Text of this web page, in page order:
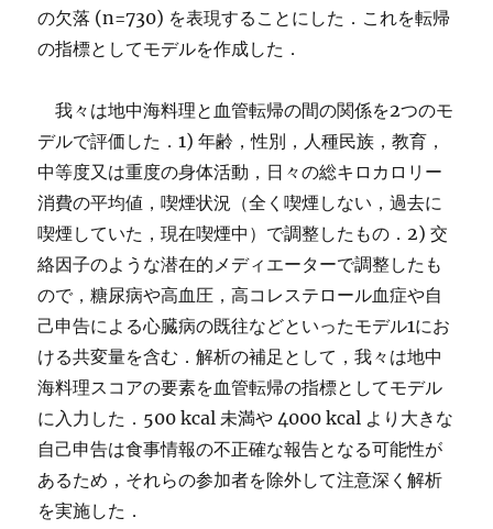
の欠落 (n=730) を表現することにした．これを転帰
の指標としてモデルを作成した．
我々は地中海料理と血管転帰の間の関係を2つのモ
デルで評価した．1) 年齢，性別，人種民族，教育，
中等度又は重度の身体活動，日々の総キロカロリー
消費の平均値，喫煙状況（全く喫煙しない，過去に
喫煙していた，現在喫煙中）で調整したもの．2) 交
絡因子のような潜在的メディエーターで調整したも
ので，糖尿病や高血圧，高コレステロール血症や自
己申告による心臓病の既往などといったモデル1にお
ける共変量を含む．解析の補足として，我々は地中
海料理スコアの要素を血管転帰の指標としてモデル
に入力した．500 kcal 未満や 4000 kcal より大きな
自己申告は食事情報の不正確な報告となる可能性が
あるため，それらの参加者を除外して注意深く解析
を実施した．